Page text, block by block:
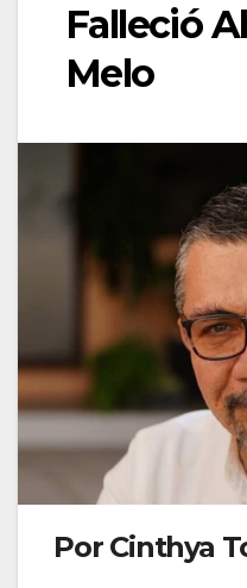
Falleció
Melo
Por Cinthya